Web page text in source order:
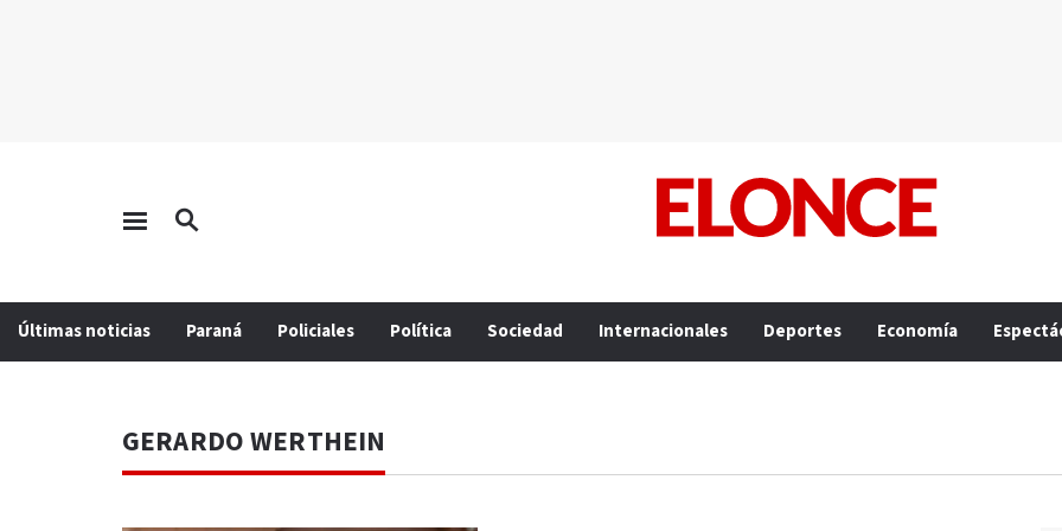
Últimas noticias Paraná Policiales Política Sociedad Internacionales Deportes Economía
GERARDO WERTHEIN